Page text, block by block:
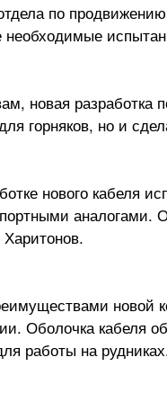
по
новая разработка
горняков, но и
нового кабеля
аналогами.
новой
Оболочка кабеля
работы на